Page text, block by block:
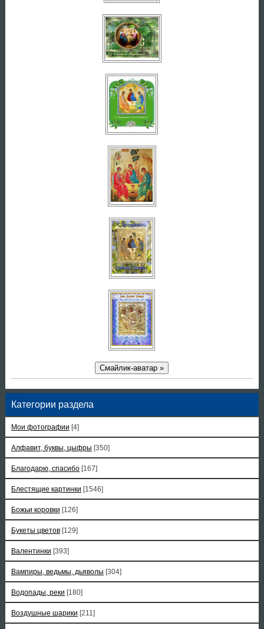
Смайлик-аватар »
Категории раздела
Мои фотографии [4]
Алфавит, буквы, цыфры [350]
Благодарю, спасибо [167]
Блестящие картинки [1546]
Божьи коровки [126]
Букеты цветов [129]
Валентинки [393]
Вампиры, ведьмы, дьяволы [304]
Водопады, реки [180]
Воздушные шарики [211]